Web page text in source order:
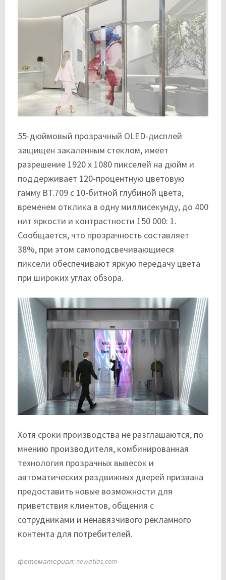
55-дюймовый прозрачный OLED-дисплей
защищен закаленным стеклом, имеет
разрешение 1920 x 1080 пикселей на дюйм и
поддерживает 120-процентную цветовую
гамму BT.709 с 10-битной глубиной цвета,
временем отклика в одну миллисекунду, до 400
нит яркости и контрастности 150 000: 1.
Сообщается, что прозрачность составляет
38%, при этом самоподсвечивающиеся
пиксели обеспечивают яркую передачу цвета
при широких углах обзора.
Хотя сроки производства не разглашаются, по
мнению производителя, комбинированная
технология прозрачных вывесок и
автоматических раздвижных дверей призвана
предоставить новые возможности для
приветствия клиентов, общения с
сотрудниками и ненавязчивого рекламного
контента для потребителей.
фотоматериал: newatlas.com